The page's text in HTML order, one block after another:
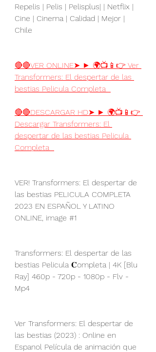
Repelis | Pelis | Pelisplus| | Netflix |
Cine | Cinema | Calidad | Mejor |
Chile
🔴🔴VER ONLINE➤ ► 🌍📺📱👉 Ver
Transformers: El despertar de las
bestias Pelicula Completa
🔴🔴DESCARGAR HD➤ ► 🌍📺📱👉
Descargar Transformers: El
despertar de las bestias Pelicula
Completa
VER! Transformers: El despertar de
las bestias PELICULA COMPLETA
2023 EN ESPAÑOL Y LATINO
ONLINE, image #1
Transformers: El despertar de las
bestias Pelicula 𝐂ompleta | 4K [Blu
Ray] 460p - 720p - 1080p - Flv -
Mp4
Ver Transformers: El despertar de
las bestias (2023) : Online en
Espanol Película de animación que